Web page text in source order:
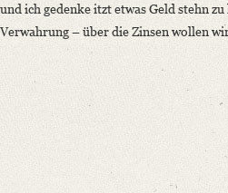
und ich gedenke itzt etwas Geld stehn
Verwahrung – über die Zinsen wollen